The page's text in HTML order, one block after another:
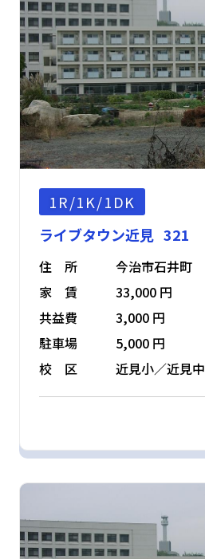
1R/1K/1DK
ライブタウン近見 321
住 所
今治市石井町
家 賃
33,000 円
共益費
3,000 円
駐車場
5,000 円
校 区
近見小／近見中